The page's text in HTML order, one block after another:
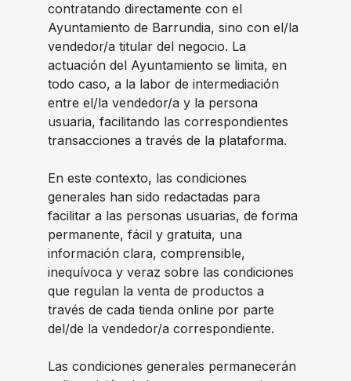
contratando directamente con el
Ayuntamiento de Barrundia, sino con el/la
vendedor/a titular del negocio. La
actuación del Ayuntamiento se limita, en
todo caso, a la labor de intermediación
entre el/la vendedor/a y la persona
usuaria, facilitando las correspondientes
transacciones a través de la plataforma.
En este contexto, las condiciones
generales han sido redactadas para
facilitar a las personas usuarias, de forma
permanente, fácil y gratuita, una
información clara, comprensible,
inequívoca y veraz sobre las condiciones
que regulan la venta de productos a
través de cada tienda online por parte
del/de la vendedor/a correspondiente.
Las condiciones generales permanecerán